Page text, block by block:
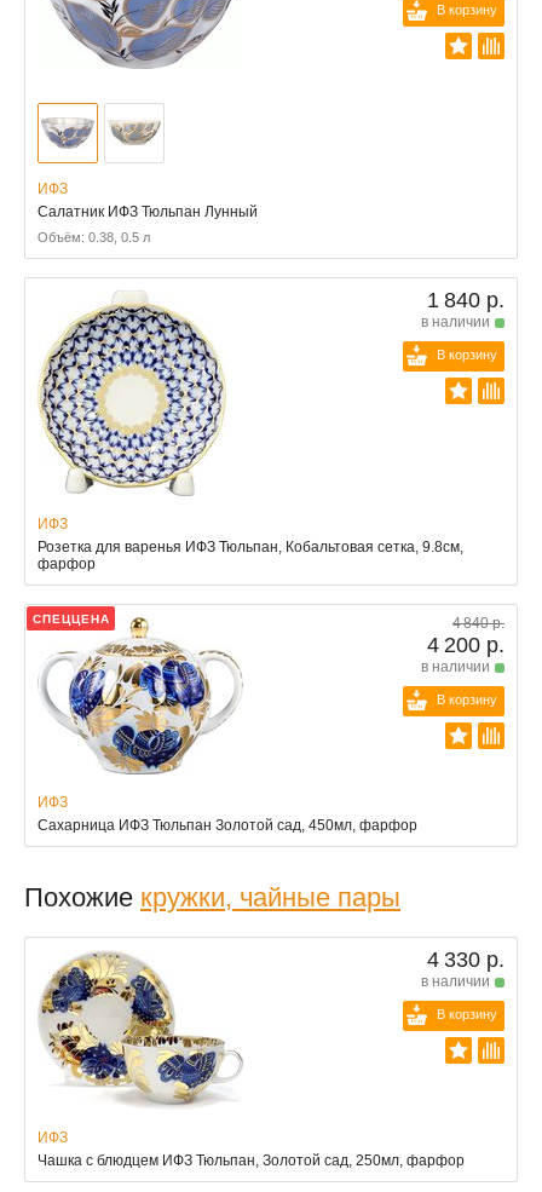
В корзину
ИФЗ
Салатник ИФЗ Тюльпан Лунный
Объём: 0.38, 0.5 л
1 840 р.
в наличии
В корзину
ИФЗ
Розетка для варенья ИФЗ Тюльпан, Кобальтовая сетка, 9.8см,
фарфор
СПЕЦЦЕНА 4 840 р.
4 200 р.
в наличии
В корзину
ИФЗ
Сахарница ИФЗ Тюльпан Золотой сад, 450мл, фарфор
Похожие кружки, чайные пары
4 330 р.
в наличии
В корзину
ИФЗ
Чашка с блюдцем ИФЗ Тюльпан, Золотой сад, 250мл, фарфор